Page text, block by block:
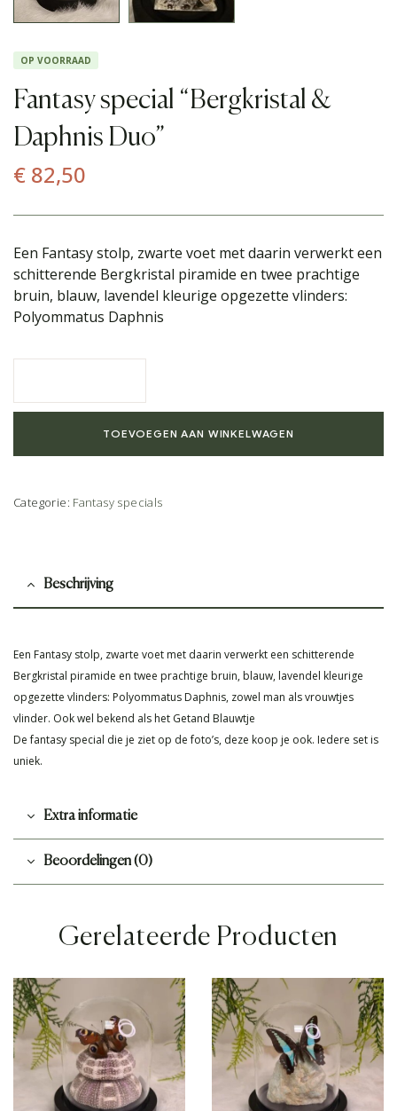
OP VOORRAAD
Fantasy special “Bergkristal &
Daphnis Duo”
€ 82,50
Een Fantasy stolp, zwarte voet met daarin verwerkt een
schitterende Bergkristal piramide en twee prachtige
bruin, blauw, lavendel kleurige opgezette vlinders:
Polyommatus Daphnis
TOEVOEGEN AAN WINKELWAGEN
Categorie: Fantasy specials
Beschrijving
Een Fantasy stolp, zwarte voet met daarin verwerkt een schitterende
Bergkristal piramide en twee prachtige bruin, blauw, lavendel kleurige
opgezette vlinders: Polyommatus Daphnis, zowel man als vrouwtjes
vlinder. Ook wel bekend als het Getand Blauwtje
De fantasy special die je ziet op de foto’s, deze koop je ook. Iedere set is
uniek.
Extra informatie
Beoordelingen (0)
Gerelateerde Producten